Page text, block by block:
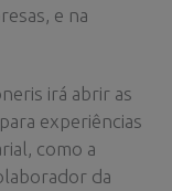
e na
irá abrir as
experiências
como a
da